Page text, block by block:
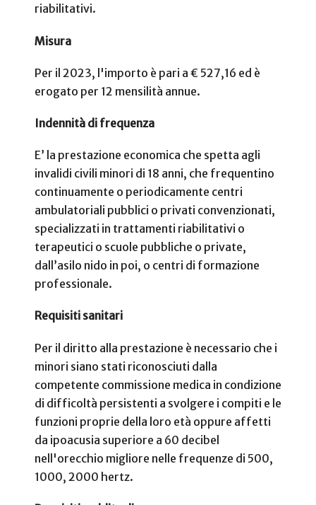
riabilitativi.
Misura
Per il 2023, l'importo è pari a € 527,16 ed è
erogato per 12 mensilità annue.
Indennità di frequenza
E’ la prestazione economica che spetta agli
invalidi civili minori di 18 anni, che frequentino
continuamente o periodicamente centri
ambulatoriali pubblici o privati convenzionati,
specializzati in trattamenti riabilitativi o
terapeutici o scuole pubbliche o private,
dall’asilo nido in poi, o centri di formazione
professionale.
Requisiti sanitari
Per il diritto alla prestazione è necessario che i
minori siano stati riconosciuti dalla
competente commissione medica in condizione
di difficoltà persistenti a svolgere i compiti e le
funzioni proprie della loro età oppure affetti
da ipoacusia superiore a 60 decibel
nell'orecchio migliore nelle frequenze di 500,
1000, 2000 hertz.